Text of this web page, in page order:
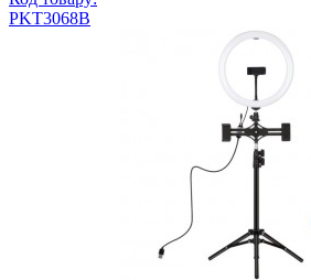
PKT3068B